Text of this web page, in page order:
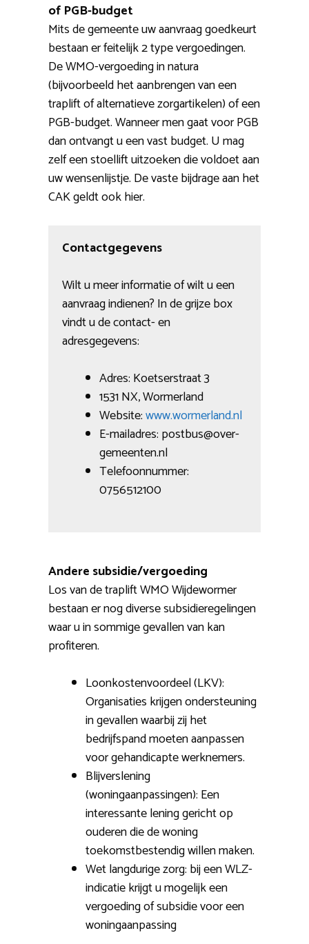
of PGB-budget
Mits de gemeente uw aanvraag goedkeurt
bestaan er feitelijk 2 type vergoedingen.
De WMO-vergoeding in natura
(bijvoorbeeld het aanbrengen van een
traplift of alternatieve zorgartikelen) of een
PGB-budget. Wanneer men gaat voor PGB
dan ontvangt u een vast budget. U mag
zelf een stoellift uitzoeken die voldoet aan
uw wensenlijstje. De vaste bijdrage aan het
CAK geldt ook hier.
Contactgegevens
Wilt u meer informatie of wilt u een
aanvraag indienen? In de grijze box
vindt u de contact- en
adresgegevens:
Adres: Koetserstraat 3
1531 NX, Wormerland
Website:www.wormerland.nl
E-mailadres: postbus@over-
gemeenten.nl
Telefoonnummer:
0756512100
Andere subsidie/vergoeding
Los van de traplift WMO Wijdewormer
bestaan er nog diverse subsidieregelingen
waar u in sommige gevallen van kan
profiteren.
Loonkostenvoordeel (LKV):
Organisaties krijgen ondersteuning
in gevallen waarbij zij het
bedrijfspand moeten aanpassen
voor gehandicapte werknemers.
Blijverslening
(woningaanpassingen): Een
interessante lening gericht op
ouderen die de woning
toekomstbestendig willen maken.
Wet langdurige zorg: bij een WLZ-
indicatie krijgt u mogelijk een
vergoeding of subsidie voor een
woningaanpassing